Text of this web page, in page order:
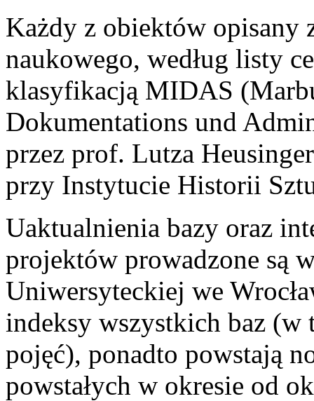
Każdy z obiektów opisany
naukowego, według listy
klasyfikacją MIDAS
Dokumentations und
przez prof. Lutza
przy Instytucie Historii
Uaktualnienia bazy oraz
projektów prowadzone są
Uniwersyteckiej we
indeksy wszystkich baz
pojęć), ponadto powstają
powstałych w okresie od